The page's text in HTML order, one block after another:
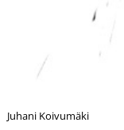
Juhani Koivumäki